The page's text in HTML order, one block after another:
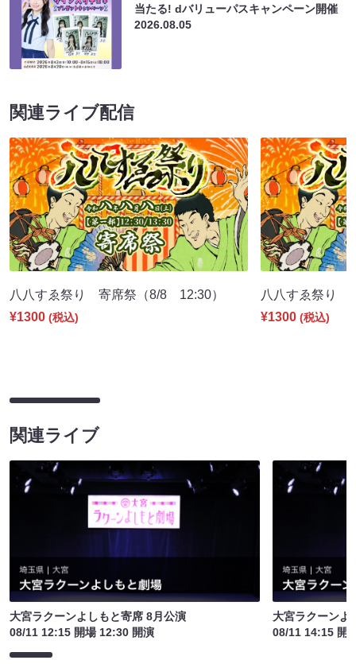
当たる! dバリューパスキャンペーン開催
2026.08.05
関連ライブ配信
八八すゑ祭り 寄席祭（8/8 12:30）
¥1300 (税込)
八八すゑ祭り
¥1300 (税込)
関連ライブ
大宮ラクーンよしもと寄席 8月公演
08/11 12:15 開場 12:30 開演
大宮ラクーンよ
08/11 14:15 開